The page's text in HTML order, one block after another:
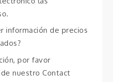
información de precios
por favor
nuestro Contact